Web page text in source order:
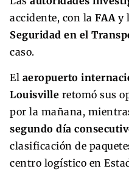
accidente, con la FAA y
Seguridad en el
caso.
El aeropuerto
Louisville retomó sus
por la mañana,
segundo día
clasificación de
centro logístico en